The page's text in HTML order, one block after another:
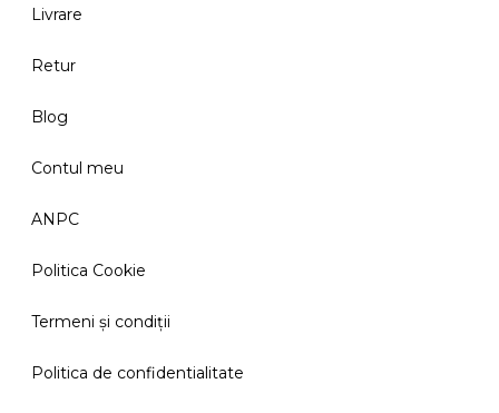
Livrare
Retur
Blog
Contul meu
ANPC
Politica Cookie
Termeni şi condiţii
Politica de confidentialitate